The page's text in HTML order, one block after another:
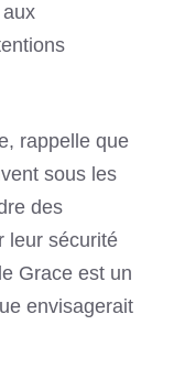
rappelle que
sous les
des
leur sécurité
Grace est un
envisagerait